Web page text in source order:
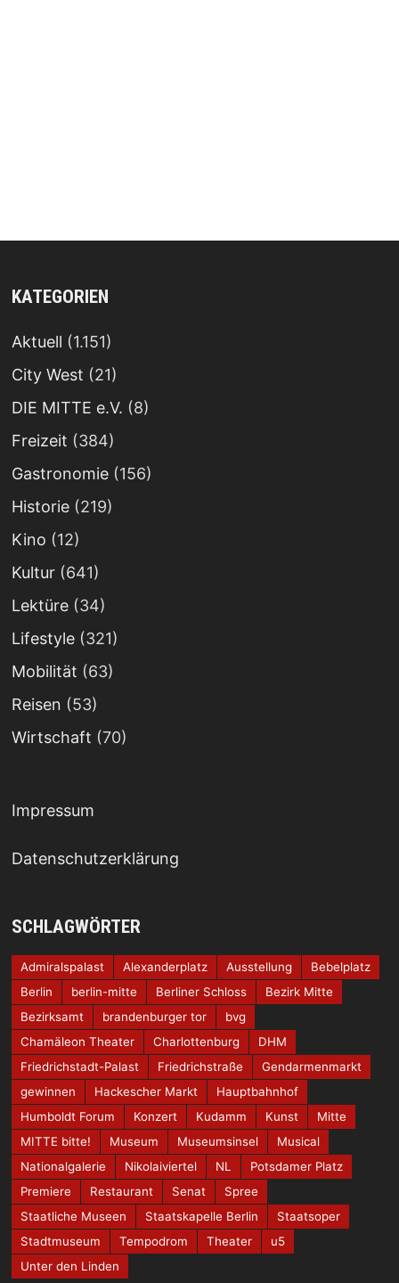
KATEGORIEN
Aktuell (1.151)
City West (21)
DIE MITTE e.V. (8)
Freizeit (384)
Gastronomie(156)
Historie(219)
Kino (12)
Kultur(641)
Lektüre(34)
Lifestyle(321)
Mobilität (63)
Reisen (53)
Wirtschaft (70)
Impressum
Datenschutzerklärung
SCHLAGWÖRTER
Admiralspalast Alexanderplatz Ausstellung
Bebelplatz
Berlin
berlin-mitte Berliner Schloss
Bezirk Mitte
Bezirksamt
brandenburger tor
bvg
Chamäleon Theater
Charlottenburg
DHM
Friedrichstadt-Palast
Friedrichstraße
Gendarmenmarkt
gewinnen
Hackescher Markt
Hauptbahnhof
Humboldt Forum
Konzert Kudamm Kunst
Mitte
MITTE bitte!
Museum Museumsinsel
Musical
Nationalgalerie
Nikolaiviertel NL
Potsdamer Platz
Premiere
Restaurant Senat
Spree
Staatliche Museen
Staatskapelle Berlin
Staatsoper
Stadtmuseum
Tempodrom Theater
u5
Unter den Linden